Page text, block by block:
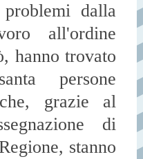
dalla
all'ordine
hanno trovato
persone
grazie al
di
stanno